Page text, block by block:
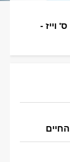
וייז -